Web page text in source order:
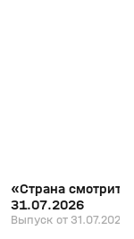
«Страна смотрит
31.07.2026
Выпуск от 31.07.2026